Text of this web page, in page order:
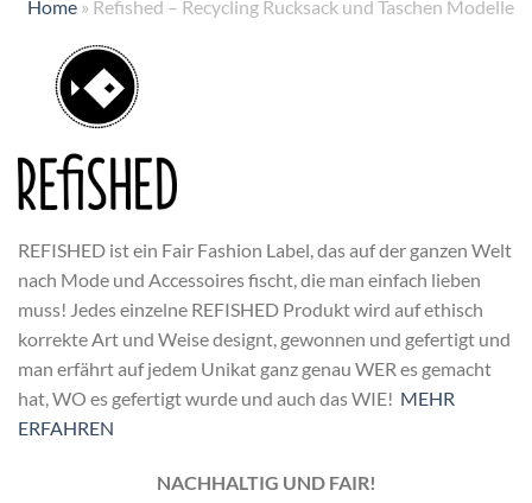
Home » Refished – Recycling Rucksack und Taschen Modelle
REFISHED ist ein Fair Fashion Label, das auf der ganzen Welt
nach Mode und Accessoires fischt, die man einfach lieben
muss! Jedes einzelne REFISHED Produkt wird auf ethisch
korrekte Art und Weise designt, gewonnen und gefertigt und
man erfährt auf jedem Unikat ganz genau WER es gemacht
hat, WO es gefertigt wurde und auch das WIE! MEHR
ERFAHREN
NACHHALTIG UND FAIR!